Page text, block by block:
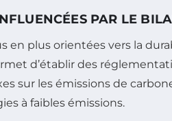
PAR LE
en plus orientées vers la
d’établir des
sur les émissions de
à faibles émissions.